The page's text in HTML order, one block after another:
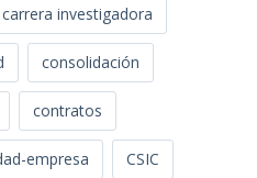
carrera investigadora
consolidación
contratos
empresa CSIC